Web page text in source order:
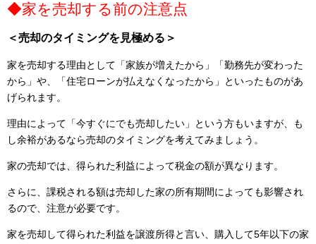
◆家を売却する前の注意点
＜売却のタイミングを見極める＞
家を売却する理由として「家族が増えたから」「勤務先が変わった
から」や、「住宅ローンが払えなくなったから」といったものがあ
げられます。
理由によって「今すぐにでも売却したい」という方もいますが、も
し余裕があるなら売却のタイミングを考えてみましょう。
家の売却では、得られた利益によって税金の額が異なります。
さらに、課税される額は売却した家の所有期間によっても影響され
るので、注意が必要です。
家を売却して得られた利益を譲渡所得と言い、購入して5年以下の家